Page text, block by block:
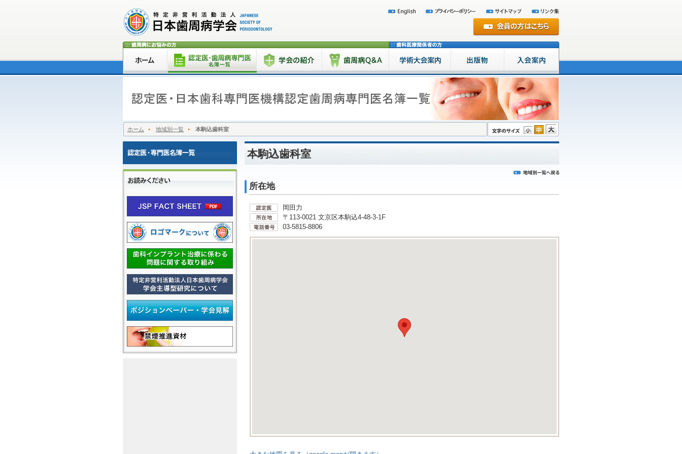
ホーム 地域別一覧 本駒込歯科室
本駒込歯科室
所在地
岡田力
〒113-0021 文京区本駒込4-48-3-1F
03-5815-8806